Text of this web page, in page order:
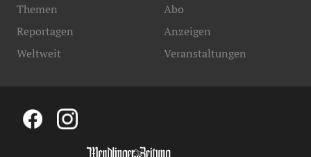
Themen
Reportagen
Weltweit
Abo
Anzeigen
Veranstaltungen